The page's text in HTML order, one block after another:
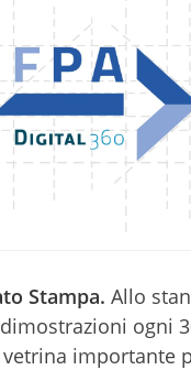
Stampa. Allo
ogni
vetrina importante